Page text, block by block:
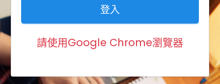
登入
請使用Google Chrome瀏覽器